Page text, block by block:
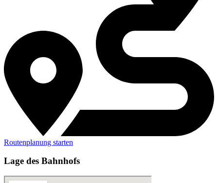
Routenplanung starten
Lage des Bahnhofs